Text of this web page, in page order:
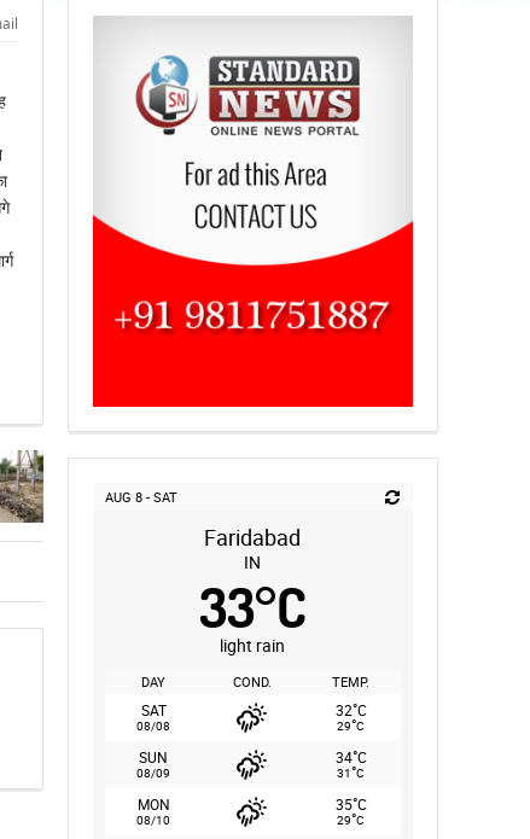
AUG 8 - SAT
Faridabad
IN
33°C
light rain
DAY COND. TEMP.
SAT
08/08
32°C
29°C
SUN
08/09
34°C
31°C
MON
08/10
35°C
29°C